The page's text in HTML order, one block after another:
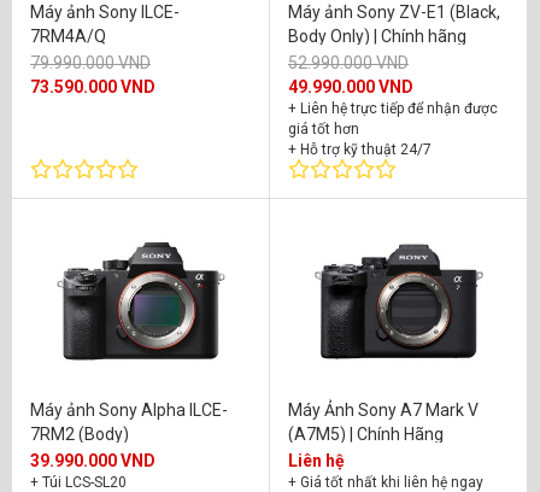
Máy ảnh Sony ILCE-
7RM4A/Q
79.990.000 VND
73.590.000 VND
Máy ảnh Sony ZV-E1 (Black,
Body Only) | Chính hãng
52.990.000 VND
49.990.000 VND
+ Liên hệ trực tiếp để nhận được
giá tốt hơn
+ Hỗ trợ kỹ thuật 24/7
+ Bảo hành chính hãng 24 tháng
Máy ảnh Sony Alpha ILCE-
7RM2 (Body)
39.990.000 VND
+ Túi LCS-SL20
Máy Ảnh Sony A7 Mark V
(A7M5) | Chính Hãng
Liên hệ
+ Giá tốt nhất khi liên hệ ngay